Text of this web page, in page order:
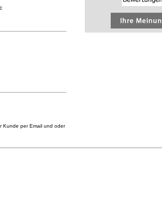
Kunde per Email und oder